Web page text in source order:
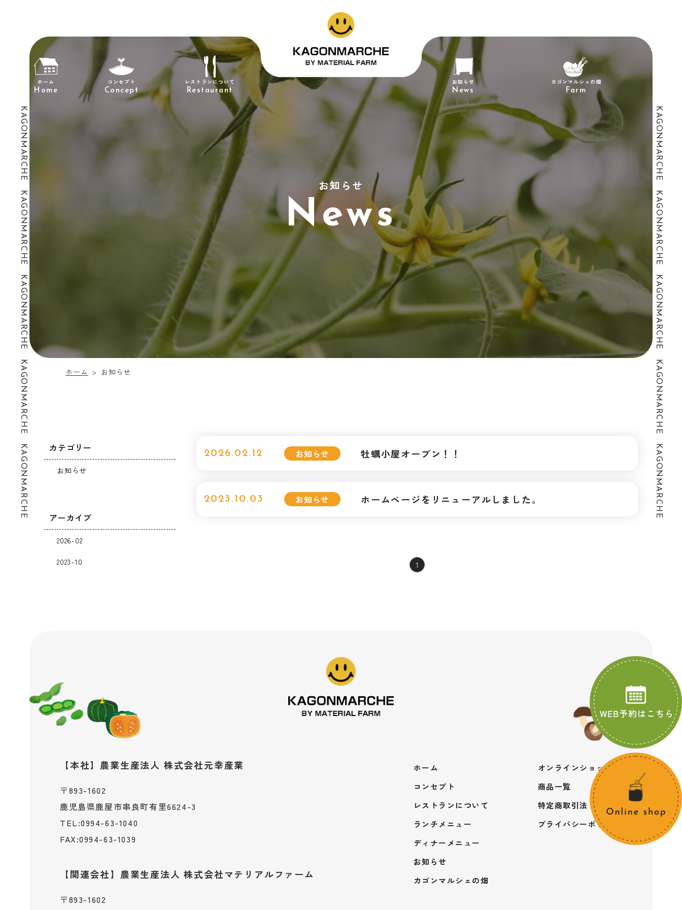
ホーム
Home
コンセプト
Concept
レストランについて
Restaurant
お知らせ
News
カゴンマルシェの畑
Farm
KAGONMARCHE KAGONMARCHE KAGONMARCHE KAGONMARCHE KAGONMARCHE KAGONMARCHE KAGONMARCHE KAGONMARCHE KAGONMARCHE KAGONMARCHE
お知らせ
News
ホーム > お知らせ
カテゴリー
お知らせ
アーカイブ
2026-02
2023-10
2026.02.12 お知らせ 牡蠣小屋オープン！！
2023.10.03 お知らせ ホームページをリニューアルしました。
1
【本社】 ​​​​​​​農業生産法人 株式会社元幸産業
〒893-1602
鹿児島県鹿屋市串良町有里6624-3
TEL:0994-63-1040
FAX:0994-63-1039
【関連会社】 ​​​​​​​農業生産法人 株式会社マテリアルファーム
〒893-1602
ホーム
コンセプト
レストランについて
ランチメニュー
ディナーメニュー
お知らせ
カゴンマルシェの畑
オンラインショップ
商品一覧
特定商取引法
プライバシーポリシー